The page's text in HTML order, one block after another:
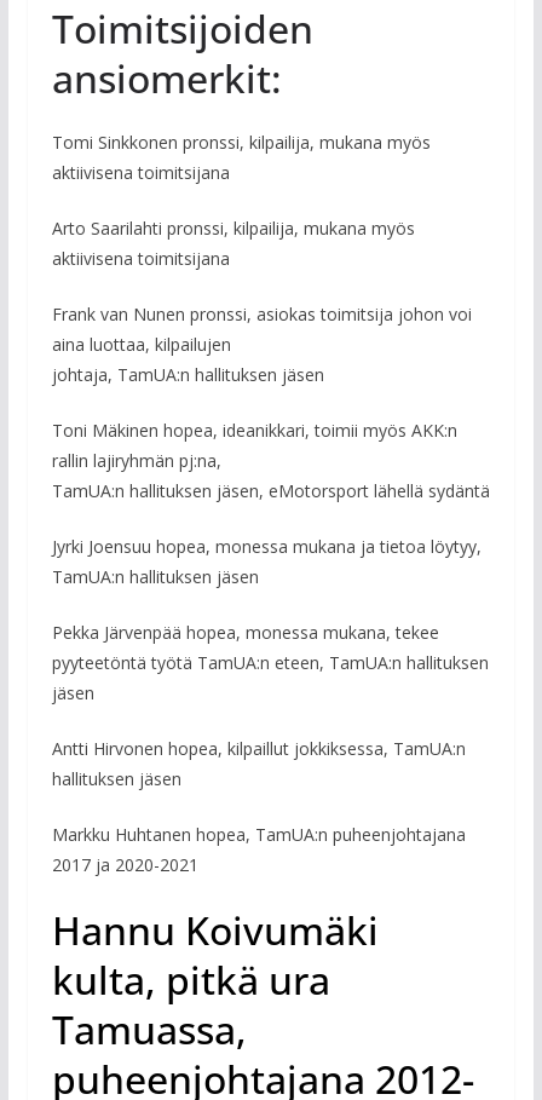
Toimitsijoiden
ansiomerkit:
Tomi Sinkkonen pronssi, kilpailija, mukana myös
aktiivisena toimitsijana
Arto Saarilahti pronssi, kilpailija, mukana myös
aktiivisena toimitsijana
Frank van Nunen pronssi, asiokas toimitsija johon voi
aina luottaa, kilpailujen
johtaja, TamUA:n hallituksen jäsen
Toni Mäkinen hopea, ideanikkari, toimii myös AKK:n
rallin lajiryhmän pj:na,
TamUA:n hallituksen jäsen, eMotorsport lähellä sydäntä
Jyrki Joensuu hopea, monessa mukana ja tietoa löytyy,
TamUA:n hallituksen jäsen
Pekka Järvenpää hopea, monessa mukana, tekee
pyyteetöntä työtä TamUA:n eteen, TamUA:n hallituksen
jäsen
Antti Hirvonen hopea, kilpaillut jokkiksessa, TamUA:n
hallituksen jäsen
Markku Huhtanen hopea, TamUA:n puheenjohtajana
2017 ja 2020-2021
Hannu Koivumäki
kulta, pitkä ura
Tamuassa,
puheenjohtajana 2012-